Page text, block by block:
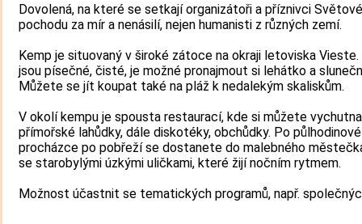
Dovolená, na které se setkají organizátoři a příznivci
pochodu za mír a nenásilí, nejen humanisti z různých zemí.
Kemp je situovaný v široké zátoce na okraji letoviska
jsou písečné, čisté, je možné pronajmout si lehátko a
Můžete se jít koupat také na pláž k nedalekým skaliskům.
V okolí kempu je spousta restaurací, kde si můžete
přímořské lahůdky, dále diskotéky, obchůdky. Po půlhodinové
procházce po pobřeží se dostanete do malebného
se starobylými úzkými uličkami, které žijí nočním rytmem.
Možnost účastnit se tematických programů, např.